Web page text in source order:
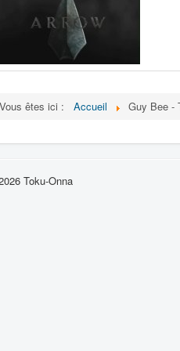
Vous êtes ici : Accueil Guy Bee -
Toku-Onna